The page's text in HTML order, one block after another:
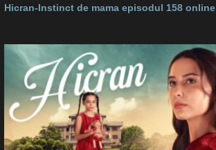
Hicran-Instinct de mama episodul 158 online